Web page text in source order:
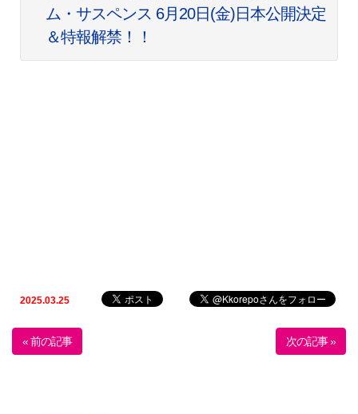
ム・サスペンス 6月20日(金)日本公開決定
＆特報解禁！！
2025.03.25
« 前の記事 次の記事 »